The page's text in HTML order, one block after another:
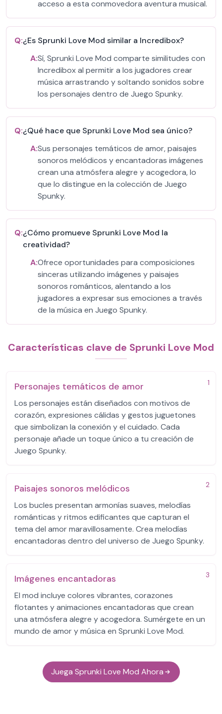
acceso a esta conmovedora aventura musical.
Q:¿Es Sprunki Love Mod similar a Incredibox?
A:Sí, Sprunki Love Mod comparte similitudes con
Incredibox al permitir a los jugadores crear
música arrastrando y soltando sonidos sobre
los personajes dentro de Juego Spunky.
Q:¿Qué hace que Sprunki Love Mod sea único?
A:Sus personajes temáticos de amor, paisajes
sonoros melódicos y encantadoras imágenes
crean una atmósfera alegre y acogedora, lo
que lo distingue en la colección de Juego
Spunky.
Q:¿Cómo promueve Sprunki Love Mod la
creatividad?
A:Ofrece oportunidades para composiciones
sinceras utilizando imágenes y paisajes
sonoros románticos, alentando a los
jugadores a expresar sus emociones a través
de la música en Juego Spunky.
Características clave de Sprunki Love Mod
1
Personajes temáticos de amor
Los personajes están diseñados con motivos de
corazón, expresiones cálidas y gestos juguetones
que simbolizan la conexión y el cuidado. Cada
personaje añade un toque único a tu creación de
Juego Spunky.
2
Paisajes sonoros melódicos
Los bucles presentan armonías suaves, melodías
románticas y ritmos edificantes que capturan el
tema del amor maravillosamente. Crea melodías
encantadoras dentro del universo de Juego Spunky.
3
Imágenes encantadoras
El mod incluye colores vibrantes, corazones
flotantes y animaciones encantadoras que crean
una atmósfera alegre y acogedora. Sumérgete en un
mundo de amor y música en Sprunki Love Mod.
Juega Sprunki Love Mod Ahora